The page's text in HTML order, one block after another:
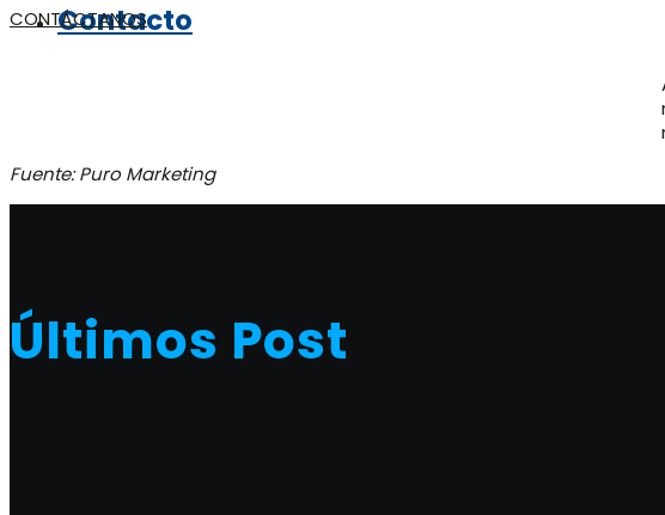
Contacto
CONTÁCTANOS
Fuente: Puro Marketing
Últimos Post